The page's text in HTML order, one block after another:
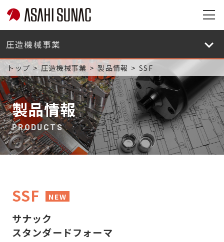
ナ
ッ
ク
株
式
会
社
サ
トップ 圧造機械事業 製品情報 SSF
製品情報
PRODUCTS
SSF NEW
サナック
スタンダードフォーマ
旭
サ
ナ
ッ
株
式
会
社
サ
イ
ト